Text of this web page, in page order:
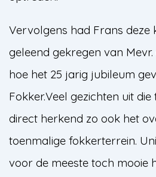
Vervolgens had Frans deze
geleend gekregen van Mevr.
hoe het 25 jarig jubileum
Fokker.Veel gezichten uit
direct herkend zo ook het
toenmalige fokkerterrein.
voor de meeste toch mooie